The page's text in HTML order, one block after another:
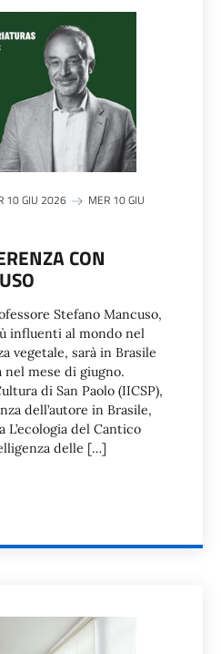
10 GIU 2026
MER 10 GIU
CON
Stefano Mancuso,
influenti al mondo nel
vegetale, sarà in Brasile
nel mese di giugno.
di San Paolo (IICSP),
dell’autore in Brasile,
L’ecologia del Cantico
delle […]